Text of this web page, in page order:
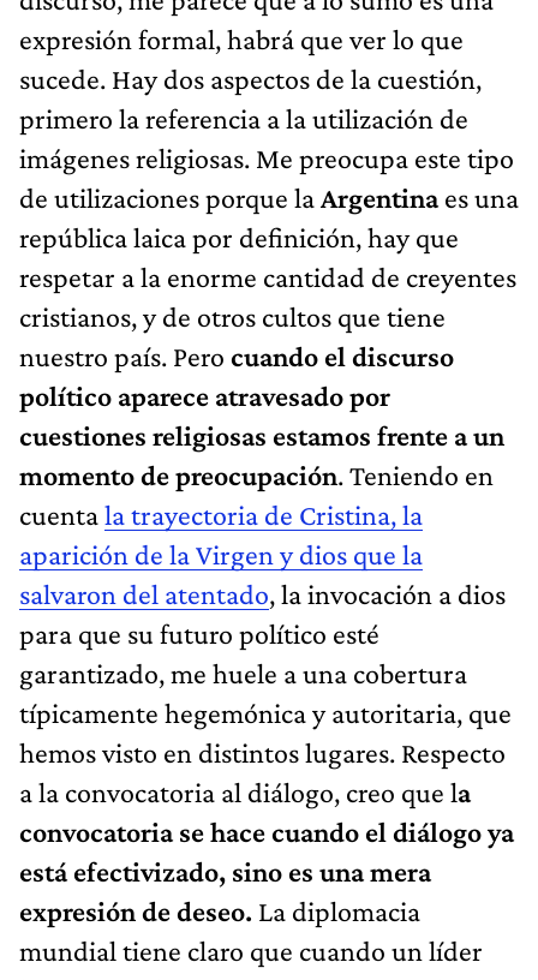
expresión formal, habrá que ver lo que
sucede. Hay dos aspectos de la cuestión,
primero la referencia a la utilización de
imágenes religiosas. Me preocupa este tipo
de utilizaciones porque laArgentinaes una
república laica por definición, hay que
respetar a la enorme cantidad de creyentes
cristianos, y de otros cultos que tiene
nuestro país. Pero cuando el discurso
político aparece atravesado por
cuestiones religiosas estamos frente a un
momento de preocupación. Teniendo en
cuentala trayectoria de Cristina, la
aparición de la Virgen y dios que la
salvaron del atentado, la invocación a dios
para que su futuro político esté
garantizado, me huele a una cobertura
típicamente hegemónica y autoritaria, que
hemos visto en distintos lugares. Respecto
a la convocatoria al diálogo, creo que la
convocatoria se hace cuando el diálogo ya
está efectivizado, sino es una mera
expresión de deseo. La diplomacia
mundial tiene claro que cuando un líder